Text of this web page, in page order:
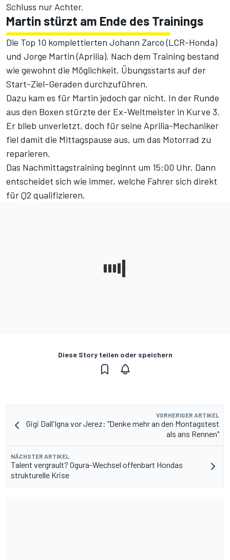
Schluss nur Achter.
Martin stürzt am Ende des Trainings
Die Top 10 komplettierten Johann Zarco (LCR-Honda)
und Jorge Martin (Aprilia). Nach dem Training bestand
wie gewohnt die Möglichkeit, Übungsstarts auf der
Start-Ziel-Geraden durchzuführen.
Dazu kam es für Martin jedoch gar nicht. In der Runde
aus den Boxen stürzte der Ex-Weltmeister in Kurve 3.
Er blieb unverletzt, doch für seine Aprilia-Mechaniker
fiel damit die Mittagspause aus, um das Motorrad zu
reparieren.
Das Nachmittagstraining beginnt um 15:00 Uhr. Dann
entscheidet sich wie immer, welche Fahrer sich direkt
für Q2 qualifizieren.
Diese Story teilen oder speichern
VORHERIGER ARTIKEL
Gigi Dall'Igna vor Jerez: "Denke mehr an den Montagstest
als ans Rennen"
NÄCHSTER ARTIKEL
Talent vergrault? Ogura-Wechsel offenbart Hondas
strukturelle Krise